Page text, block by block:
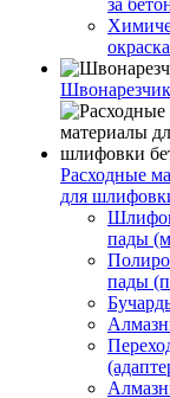
за
Расходные
для
пады
пады